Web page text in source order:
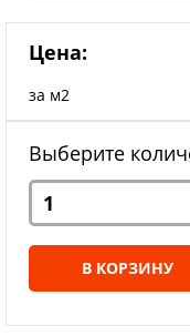
Цена:
за м2
Выберите
В КОРЗИНУ